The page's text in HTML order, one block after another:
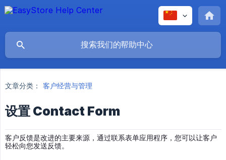
文章分类： 客户经营与管理
设置 Contact Form
客户反馈是改进的主要来源，通过联系表单应用程序，您可以让客户
轻松向您发送反馈。